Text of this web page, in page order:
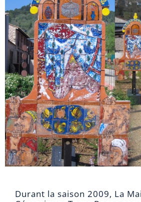
Durant la saison 2009, La